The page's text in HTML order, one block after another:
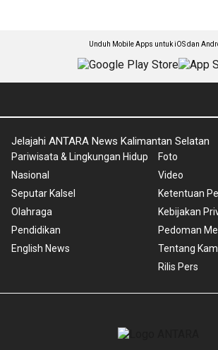
Unduh Mobile Apps untuk iOS dan
Jelajahi ANTARA News Kalimantan Selatan
Pariwisata & Lingkungan Hidup
Nasional
Seputar Kalsel
Olahraga
Pendidikan
English News
Foto
Video
Ketentuan
Kebijakan
Pedoman
Tentang
Rilis Pers